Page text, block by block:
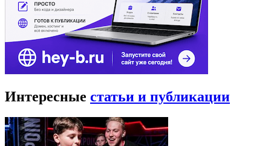
Интересные статьи и публикации